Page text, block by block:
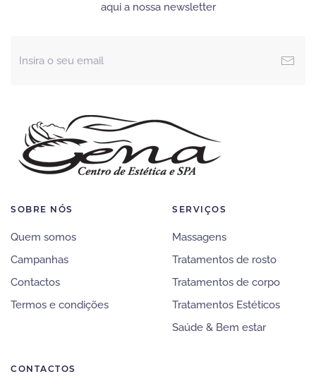
aqui a nossa newsletter
SOBRE NÓS
Quem somos
Campanhas
Contactos
Termos e condições
SERVIÇOS
Massagens
Tratamentos de rosto
Tratamentos de corpo
Tratamentos Estéticos
Saúde & Bem estar
CONTACTOS